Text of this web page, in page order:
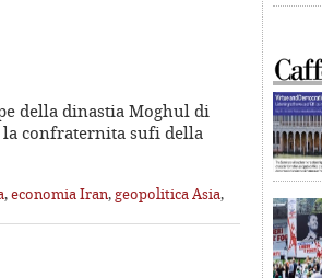
della dinastia Moghul di
la confraternita sufi della
,economia Iran, geopolitica Asia,